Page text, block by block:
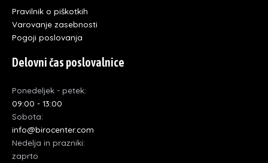
Pravilnik o piškotkih
Varovanje zasebnosti
Pogoji poslovanja
Delovni čas poslovalnice
Ponedeljek - petek:
09:00 - 13:00
Sobota:
info@birocenter.com
Nedelja in prazniki:
zaprto